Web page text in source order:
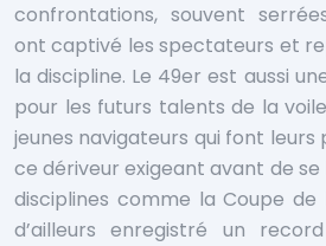
confrontations, souvent
ont captivé les spectateurs et
la discipline. Le 49er est aussi
pour les futurs talents de la
jeunes navigateurs qui font
ce dériveur exigeant avant de se
disciplines comme la Coupe de
d’ailleurs enregistré un